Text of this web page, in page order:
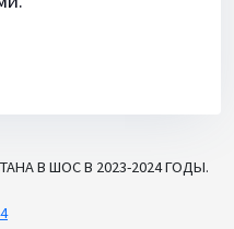
В ШОС В 2023-2024 ГОДЫ.